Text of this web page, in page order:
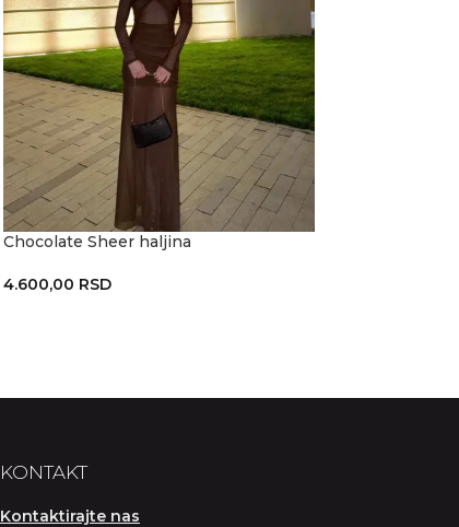
Chocolate Sheer haljina
4.600,00 RSD
KONTAKT
Kontaktirajte nas